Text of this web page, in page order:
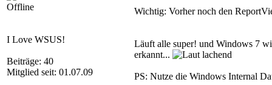
Offline
I Love WSUS!
Beiträge: 40
Mitglied seit: 01.07.09
Wichtig: Vorher noch den
Läuft alle super! und Windows 7
erkannt...
PS: Nutze die Windows Internal